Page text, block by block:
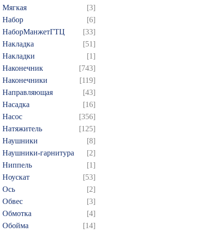
Мягкая
[3]
Набор
[6]
НаборМанжетГТЦ
[33]
Накладка
[51]
Накладки
[1]
Наконечник
[743]
Наконечники
[119]
Направляющая
[43]
Насадка
[16]
Насос
[356]
Натяжитель
[125]
Наушники
[8]
Наушники-гарнитура
[2]
Ниппель
[1]
Ноускат
[53]
Оcь
[2]
Обвес
[3]
Обмотка
[4]
Обойма
[14]